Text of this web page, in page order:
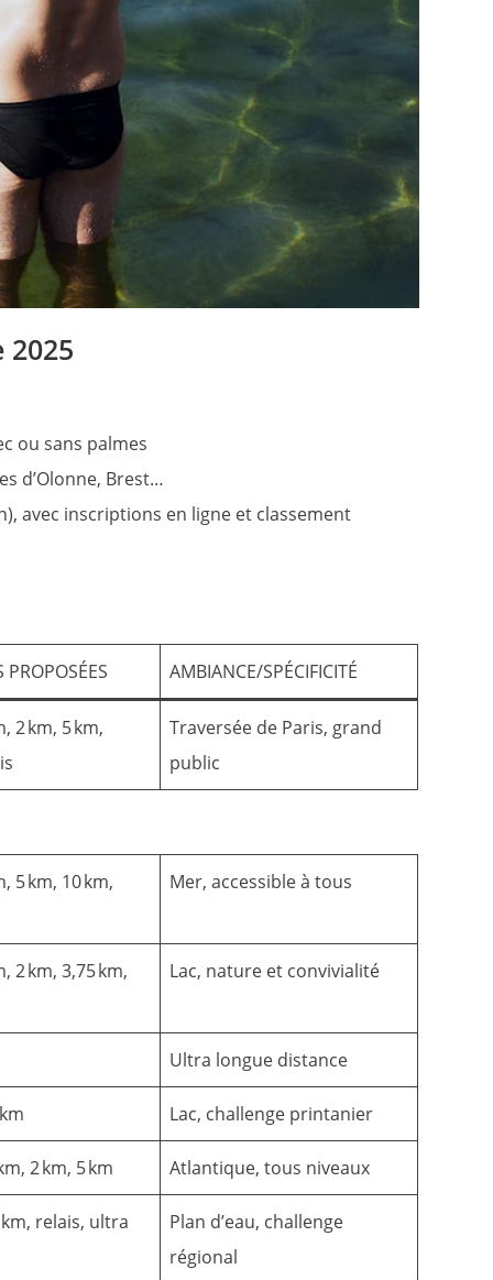
ou sans palmes
d’Olonne, Brest…
avec inscriptions en ligne et classement
PROPOSÉES AMBIANCE/SPÉCIFICITÉ
2 km, 5 km,
Traversée de Paris, grand
public
5 km, 10 km, Mer, accessible à tous
2 km, 3,75 km, Lac, nature et convivialité
Ultra longue distance
Lac, challenge printanier
2 km, 5 km Atlantique, tous niveaux
km, relais, ultra
Plan d’eau, challenge
régional